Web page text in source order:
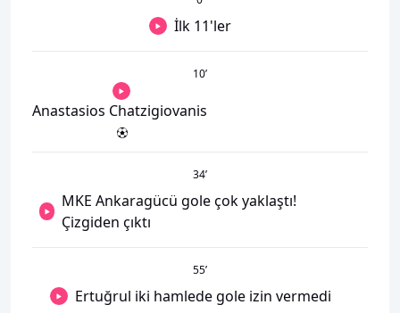
İlk 11'ler
10’
Anastasios Chatzigiovanis
34’
MKE Ankaragücü gole çok yaklaştı!
Çizgiden çıktı
55’
Ertuğrul iki hamlede gole izin vermedi